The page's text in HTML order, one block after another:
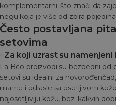
komplementarni, što znači da
negu koja je više od zbira
Često postavljana
setovima
Za koji uzrast su
La Boo proizvodi su bezbedni od
setovi su idealni za
mame i odrasle sa osetljivom
najosetljiviju kožu, bez ikakvih